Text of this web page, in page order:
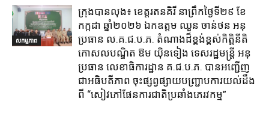
សកម្មភាព
ក្រុង​បាន​លុង​៖ ខេត្ត​រតនគិរី​ នាព្រឹកថ្ងៃទី២៩ ខែ
កក្កដា ឆ្នាំ២០២៦ ឯកឧត្តម​ ឈួន ចាន់ថន អនុ
ប្រធាន ល.គ.ជ.ប.ភ. តំណាង​ដ៏ខ្ពង់ខ្ពស់​កិត្តិនីតិ
កោសលបណ្ឌិត​ ឱម​ យ៉ិនទៀង​ ទេសរដ្ឋមន្រ្តី​ អនុ
ប្រធាន​ លេខាធិការ​ដ្ឋាន​ គ.ជ.ប.ភ​. បានអញ្ជើញ
ជាអធិបតីភាព​ ចុះផ្សព្វផ្សាយ​បញ្ជ្រាប​ការ​យល់​ដឹង​
ពី​ “សៀវភៅផែនការជាតិប្រឆាំងភេរវកម្ម”